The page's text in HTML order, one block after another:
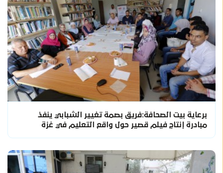
برعاية بيت الصحافة:فريق بصمة تغيير الشبابي ينفذ
مبادرة إنتاج فيلم قصير حول واقع التعليم في غزة